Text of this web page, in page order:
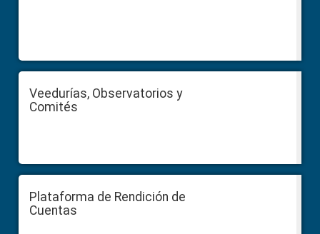
Veedurías, Observatorios y
Comités
Plataforma de Rendición de
Cuentas